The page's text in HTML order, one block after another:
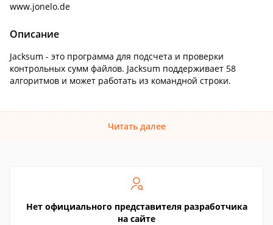
www.jonelo.de
Описание
Jacksum - это программа для подсчета и проверки
контрольных сумм файлов. Jacksum поддерживает 58
алгоритмов и может работать из командной строки.
Читать далее
Нет официального представителя разработчика
на сайте